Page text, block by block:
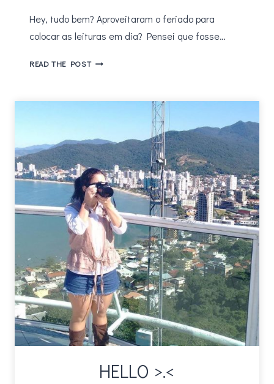
Hey, tudo bem? Aproveitaram o feriado para
colocar as leituras em dia? Pensei que fosse…
READ THE POSTCONHEÇA
DO
SELLER
ALEX
MICHAELIDES
HELLO >.<